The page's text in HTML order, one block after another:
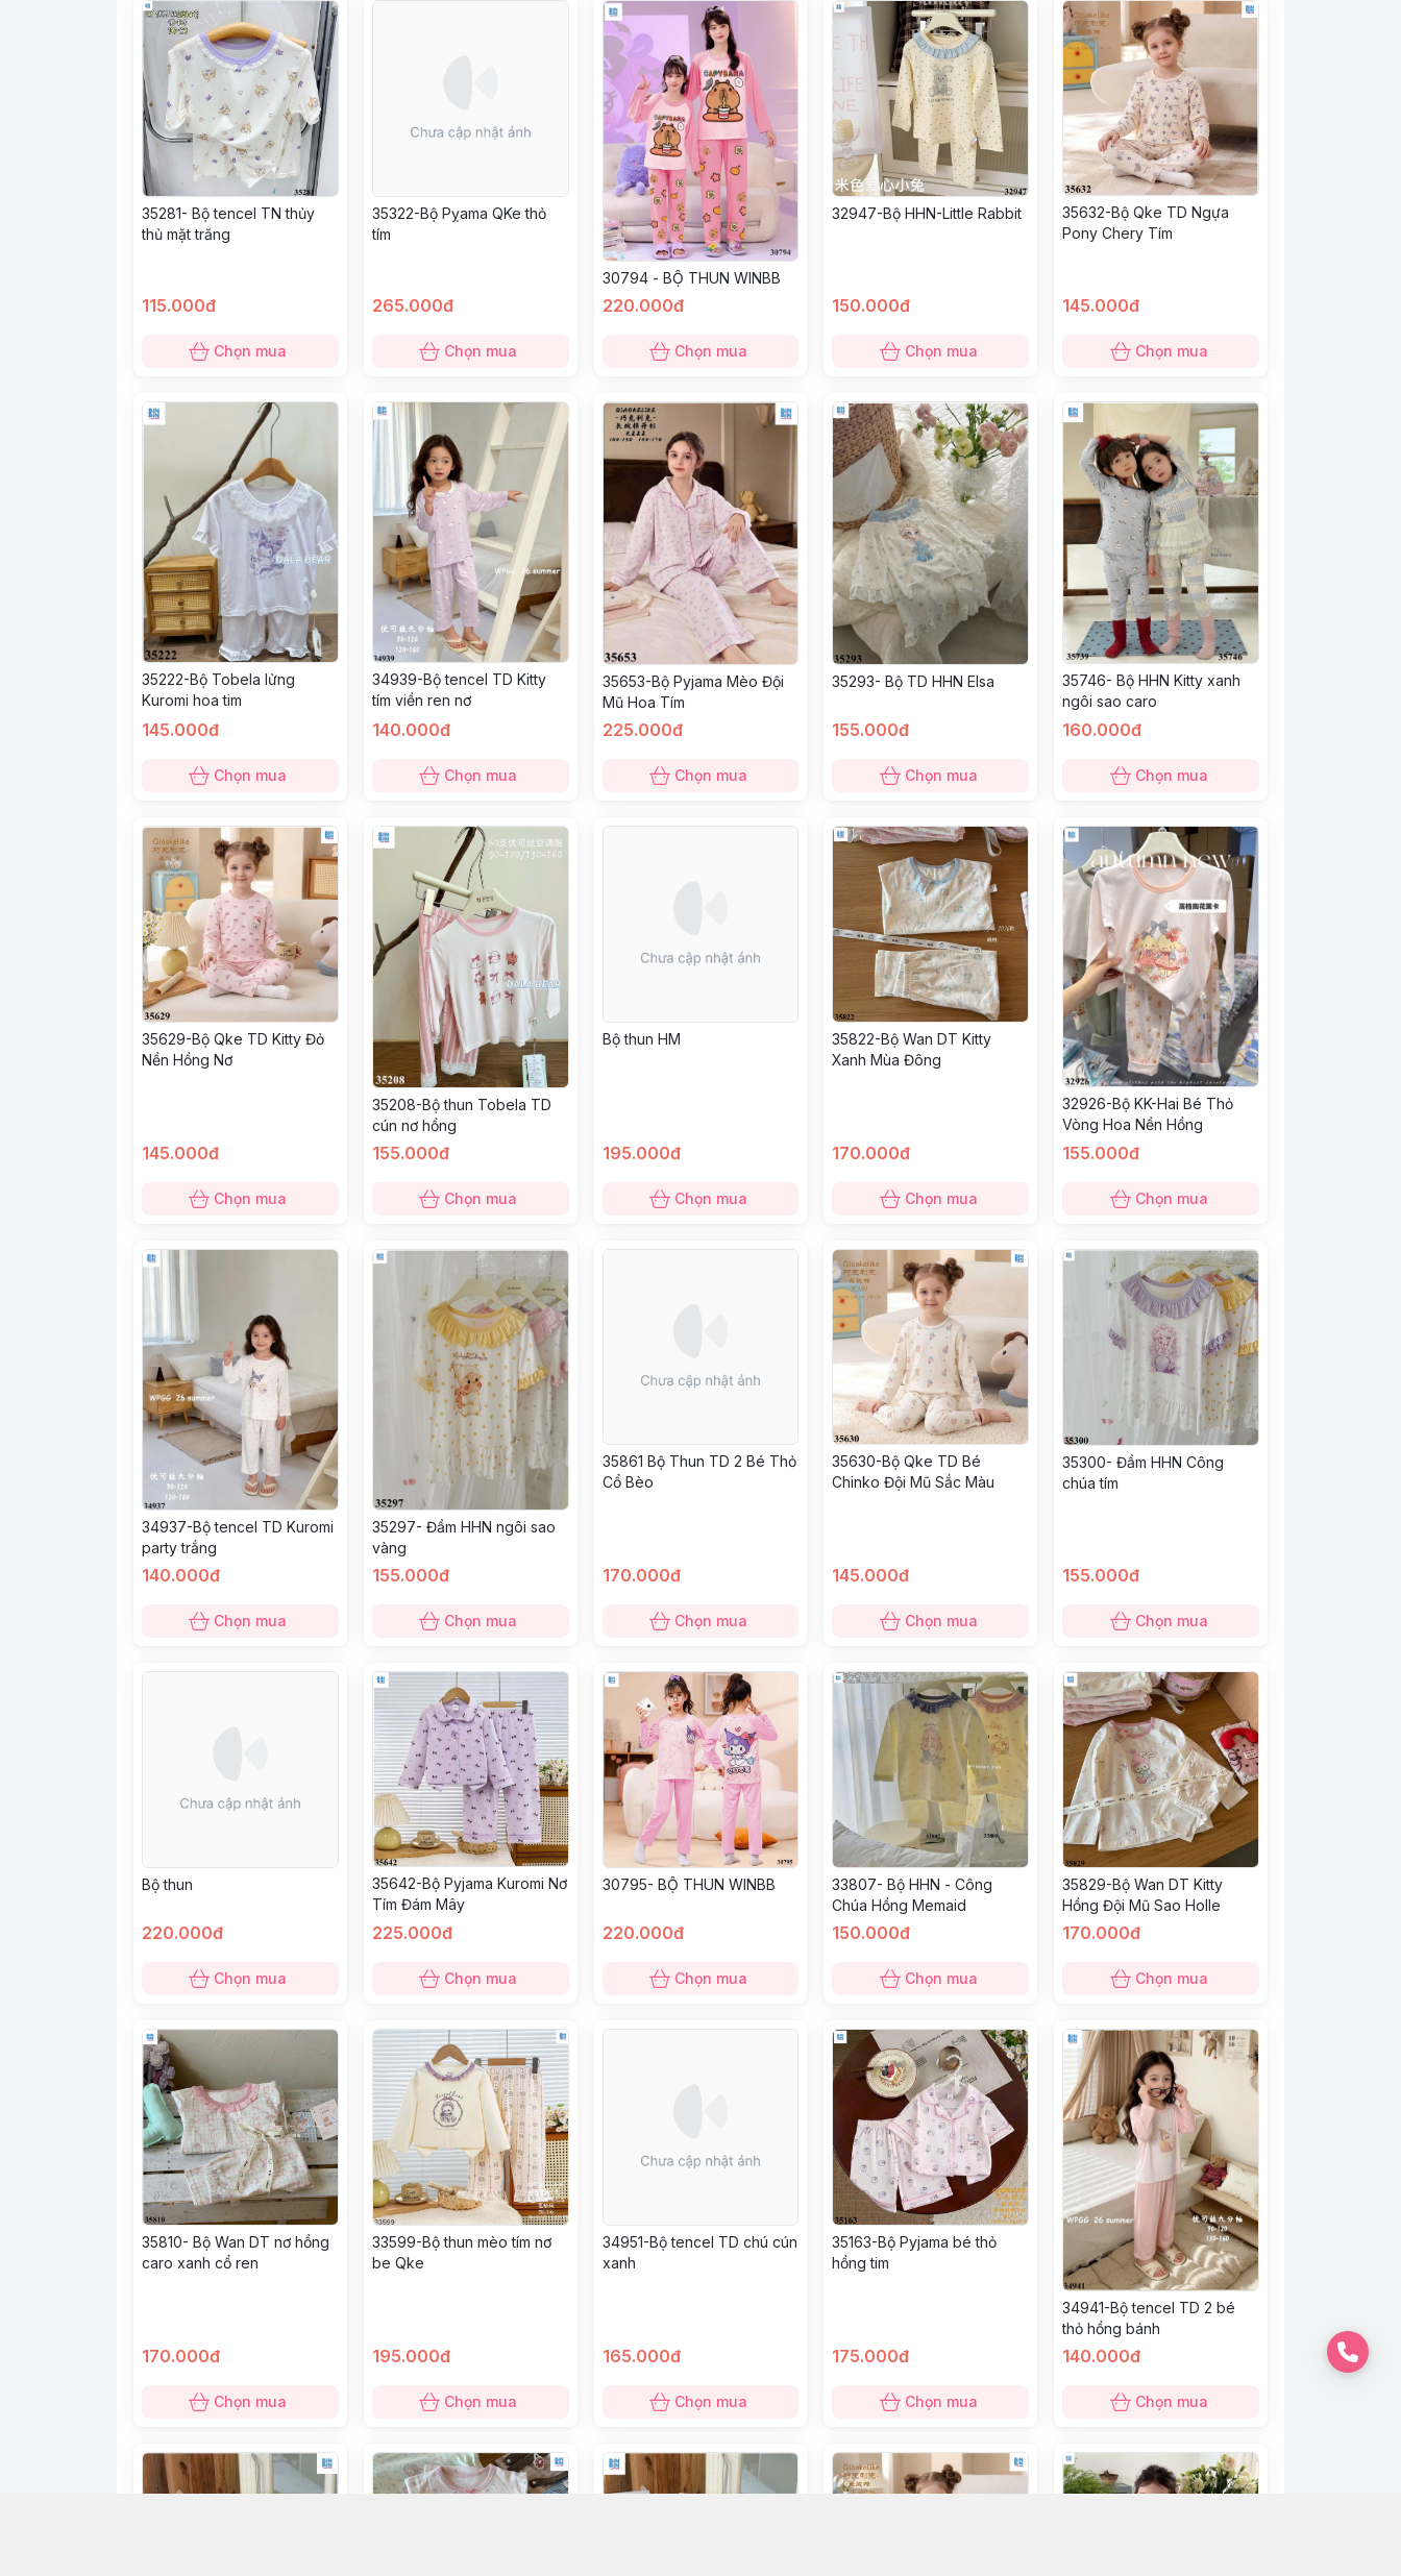
35281- Bộ tencel TN thủy
thủ mặt trăng
115.000đ
Chọn mua
35322-Bộ Pỵama QKe thỏ
tím
265.000đ
Chọn mua
30794 - BỘ THUN WINBB
220.000đ
Chọn mua
32947-Bộ HHN-Little Rabbit
150.000đ
Chọn mua
35632-Bộ Qke TD Ngựa
Pony Chery Tím
145.000đ
Chọn mua
35222-Bộ Tobela lửng
Kuromi hoa tim
145.000đ
Chọn mua
34939-Bộ tencel TD Kitty
tím viền ren nơ
140.000đ
Chọn mua
35653-Bộ Pyjama Mèo Đội
Mũ Hoa Tím
225.000đ
Chọn mua
35293- Bộ TD HHN Elsa
155.000đ
Chọn mua
35746- Bộ HHN Kitty xanh
ngôi sao caro
160.000đ
Chọn mua
35629-Bộ Qke TD Kitty Đỏ
Nền Hồng Nơ
145.000đ
Chọn mua
35208-Bộ thun Tobela TD
cún nơ hồng
155.000đ
Chọn mua
Bộ thun HM
195.000đ
Chọn mua
35822-Bộ Wan DT Kitty
Xanh Mùa Đông
170.000đ
Chọn mua
32926-Bộ KK-Hai Bé Thỏ
Vòng Hoa Nền Hồng
155.000đ
Chọn mua
34937-Bộ tencel TD Kuromi
party trắng
140.000đ
Chọn mua
35297- Đầm HHN ngôi sao
vàng
155.000đ
Chọn mua
35861 Bộ Thun TD 2 Bé Thỏ
Cổ Bèo
170.000đ
Chọn mua
35630-Bộ Qke TD Bé
Chinko Đội Mũ Sắc Màu
145.000đ
Chọn mua
35300- Đầm HHN Công
chúa tím
155.000đ
Chọn mua
Bộ thun
220.000đ
Chọn mua
35642-Bộ Pyjama Kuromi Nơ
Tím Đám Mây
225.000đ
Chọn mua
30795- BỘ THUN WINBB
220.000đ
Chọn mua
33807- Bộ HHN - Công
Chúa Hồng Memaid
150.000đ
Chọn mua
35829-Bộ Wan DT Kitty
Hồng Đội Mũ Sao Holle
170.000đ
Chọn mua
35810- Bộ Wan DT nơ hồng
caro xanh cổ ren
170.000đ
Chọn mua
33599-Bộ thun mèo tím nơ
be Qke
195.000đ
Chọn mua
34951-Bộ tencel TD chú cún
xanh
165.000đ
Chọn mua
35163-Bộ Pyjama bé thỏ
hồng tim
175.000đ
Chọn mua
34941-Bộ tencel TD 2 bé
thỏ hồng bánh
140.000đ
Chọn mua